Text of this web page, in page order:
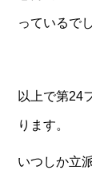
っているで
以上で第24
ります。
いつしか立